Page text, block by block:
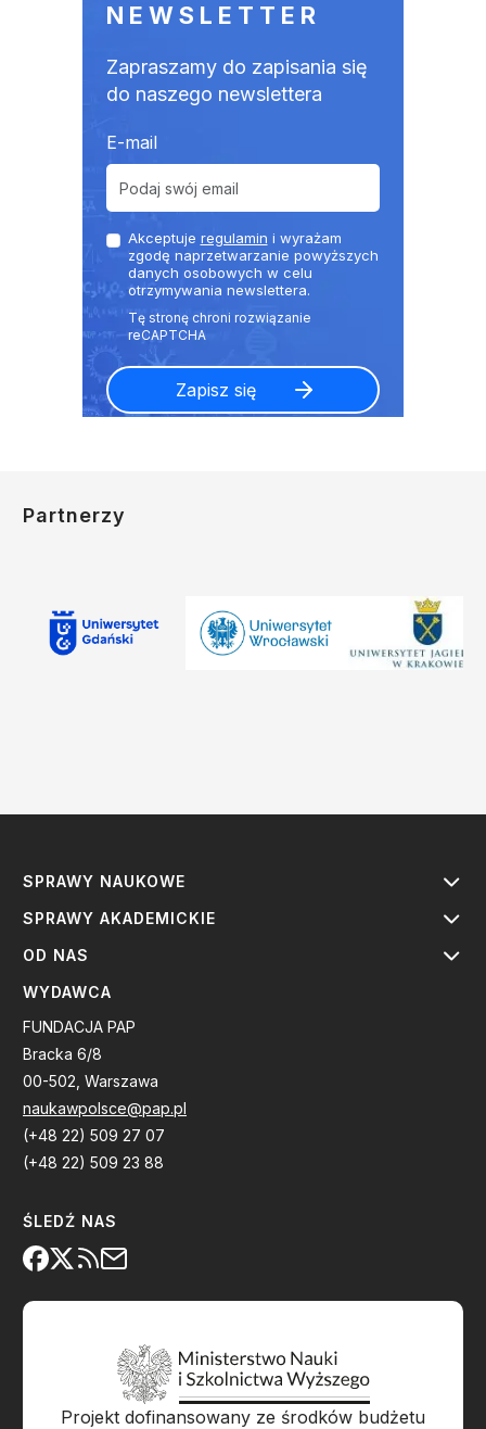
NEWSLETTER
Zapraszamy do zapisania się
do naszego newslettera
E-mail
Akceptuje regulamin i wyrażam
zgodę naprzetwarzanie powyższych
danych osobowych w celu
otrzymywania newslettera.
Partnerzy
SPRAWY NAUKOWE
SPRAWY AKADEMICKIE
OD NAS
WYDAWCA
FUNDACJA PAP
Bracka 6/8
00-502, Warszawa
naukawpolsce@pap.pl
(+48 22) 509 27 07
(+48 22) 509 23 88
ŚLEDŹ NAS
Projekt dofinansowany ze środków budżetu